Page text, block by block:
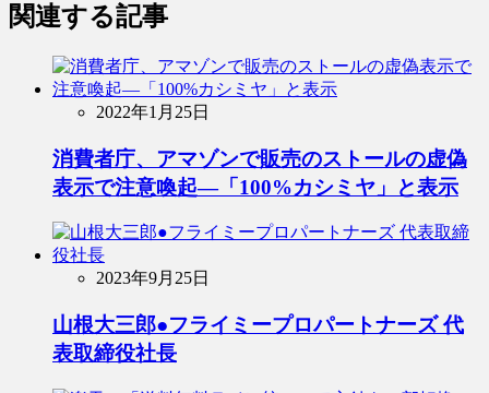
関連する記事
2022年1月25日
消費者庁、アマゾンで販売のストールの虚偽
表示で注意喚起―「100%カシミヤ」と表示
2023年9月25日
山根大三郎●フライミープロパートナーズ 代
表取締役社長